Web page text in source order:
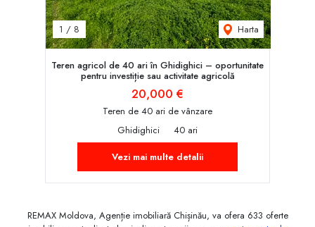
1 / 8 Harta
Teren agricol de 40 ari în Ghidighici – oportunitate
pentru investiție sau activitate agricolă
20,000 €
Teren de 40 ari de vânzare
Ghidighici
40 ari
Vezi mai multe detalii
REMAX Moldova, Agenție imobiliară Chișinău, va ofera 633 oferte